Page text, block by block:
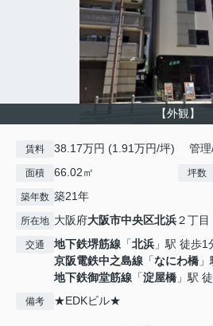
【外観】
賃料 38.17万円 (1.91万円/坪) 管理
面積 66.02㎡ 坪数
築年数 築21年
所在地 大阪府大阪市中央区北浜２丁目
交通 地下鉄堺筋線 「北浜 」駅 徒歩1
京阪電鉄中之島線 「なにわ橋
地下鉄御堂筋線 「淀屋橋 」駅
備考 ★EDKビル★